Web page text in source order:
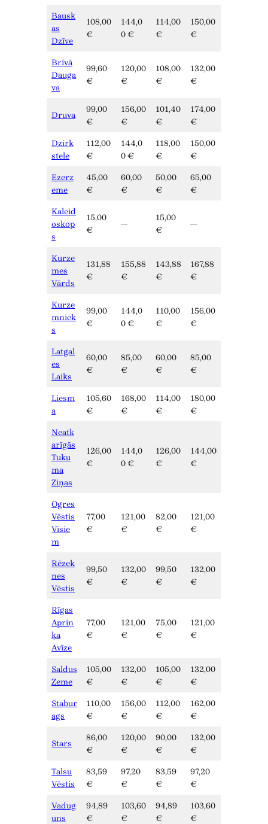
Bausk
as
Dzīve
108,00
€
144,0
0 €
114,00
€
150,00
€
Brīvā
Dauga
va
99,60
€
120,00
€
108,00
€
132,00
€
Druva
99,00
€
156,00
€
101,40
€
174,00
€
Dzirk
stele
112,00
€
144,0
0 €
118,00
€
150,00
€
Ezerz
eme
45,00
€
60,00
€
50,00
€
65,00
€
Kaleid
oskop
s
15,00
€
—
15,00
€
—
Kurze
mes
Vārds
131,88
€
155,88
€
143,88
€
167,88
€
Kurze
mniek
s
99,00
€
144,0
0 €
110,00
€
156,00
€
Latgal
es
Laiks
60,00
€
85,00
€
60,00
€
85,00
€
Liesm
a
105,60
€
168,00
€
114,00
€
180,00
€
Neatk
arīgās
Tuku
ma
Ziņas
126,00
€
144,0
0 €
126,00
€
144,00
€
Ogres
Vēstis
Visie
m
77,00
€
121,00
€
82,00
€
121,00
€
Rēzek
nes
Vēstis
99,50
€
132,00
€
99,50
€
132,00
€
Rīgas
Apriņ
ķa
Avīze
77,00
€
121,00
€
75,00
€
121,00
€
Saldus
Zeme
105,00
€
132,00
€
105,00
€
132,00
€
Stabur
ags
110,00
€
156,00
€
112,00
€
162,00
€
Stars
86,00
€
120,00
€
90,00
€
132,00
€
Talsu
Vēstis
83,59
€
97,20
€
83,59
€
97,20
€
Vadug
uns
94,89
€
103,60
€
94,89
€
103,60
€